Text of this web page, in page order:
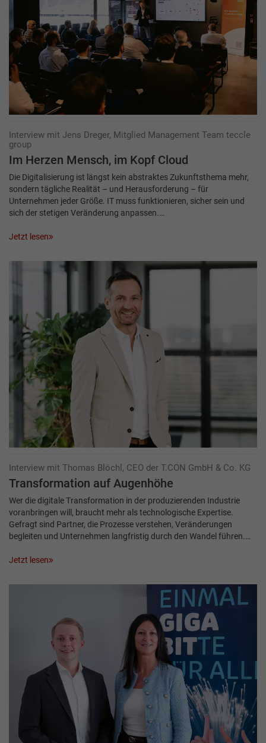
Interview mit Jens Dreger, Mitglied Management Team teccle
group
Im Herzen Mensch, im Kopf Cloud
Die Digitalisierung ist längst kein abstraktes Zukunftsthema mehr,
sondern tägliche Realität – und Herausforderung – für
Unternehmen jeder Größe. IT muss funktionieren, sicher sein und
sich der stetigen Veränderung anpassen.…
Jetzt lesen
Interview mit Thomas Blöchl, CEO der T.CON GmbH & Co. KG
Transformation auf Augenhöhe
Wer die digitale Transformation in der produzierenden Industrie
voranbringen will, braucht mehr als technologische Expertise.
Gefragt sind Partner, die Prozesse verstehen, Veränderungen
begleiten und Unternehmen langfristig durch den Wandel führen.…
Jetzt lesen